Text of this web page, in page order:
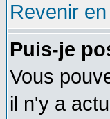
Revenir
Puis-je
Vous
il n'y a